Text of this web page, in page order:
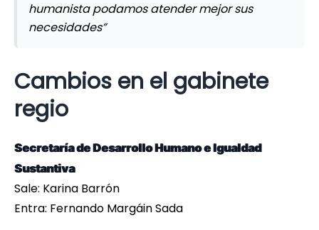
humanista podamos atender mejor sus
necesidades”
Cambios en el gabinete
regio
Secretaría de Desarrollo Humano e Igualdad
Sustantiva
Sale: Karina Barrón
Entra: Fernando Margáin Sada